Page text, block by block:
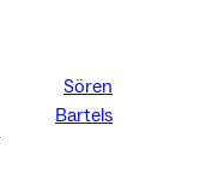
Sören
Bartels